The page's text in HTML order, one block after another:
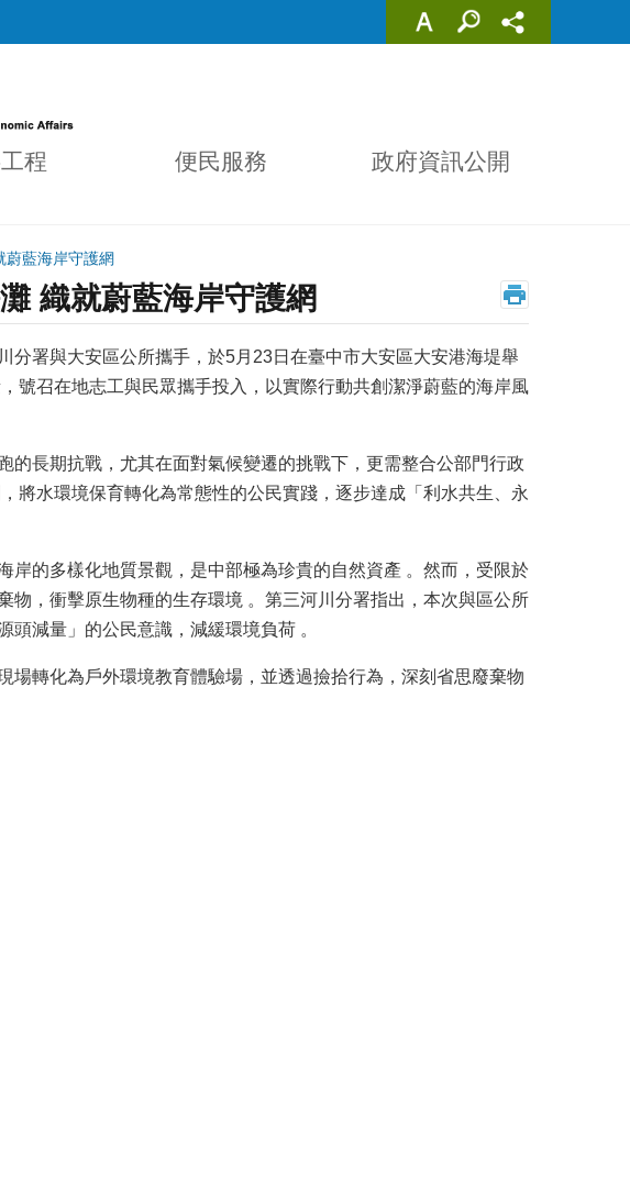
程 便民服務
政府資訊公開
蔚藍海岸守護網
織就蔚藍海岸守護網
署與大安區公所攜手，於5月23日在臺中市大安區大安港海堤舉
號召在地志工與民眾攜手投入，以實際行動共創潔淨蔚藍的海岸風
長期抗戰，尤其在面對氣候變遷的挑戰下，更需整合公部門行政
將水環境保育轉化為常態性的公民實踐，逐步達成「利水共生、永
的多樣化地質景觀，是中部極為珍貴的自然資產 。然而，受限於
物，衝擊原生物種的生存環境 。第三河川分署指出，本次與區公所
減量」的公民意識，減緩環境負荷 。
轉化為戶外環境教育體驗場，並透過撿拾行為，深刻省思廢棄物